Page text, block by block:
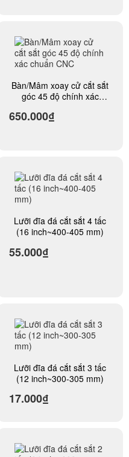
Bàn/Mâm xoay cử cắt sắt
góc 45 độ chính xác
650.000₫
Lưỡi đĩa đá cắt sắt 4 tấc
(16 inch~400-405 mm)
55.000₫
Lưỡi đĩa đá cắt sắt 3 tấc
(12 inch~300-305 mm)
17.000₫